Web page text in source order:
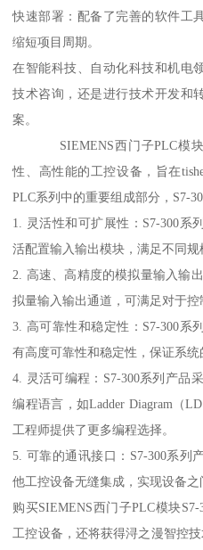
快速部署：配备了完善的软件工
缩短项目周期。
在智能科技、自动化科技和机电
技术咨询，还是进行技术开发和
案。
SIEMENS西门子PLC模块
性、高性能的工控设备，旨在
PLC系列中的重要组成部分，S7-
1. 灵活性和可扩展性：S7-300系
活配置输入输出模块，满足不同规
2. 高速、高精度的模拟量输入输
拟量输入输出通道，可满足对于控
3. 高可靠性和稳定性：S7-300系
有高度可靠性和稳定性，保证系统
4. 灵活可编程：S7-300系列产品
编程语言，如Ladder Diagram（
工程师提供了更多编程选择。
5. 可靠的通讯接口：S7-300系列
他工控设备无缝集成，实现设备之
购买SIEMENS西门子PLC模块
工控设备，还将获得浔之漫智控